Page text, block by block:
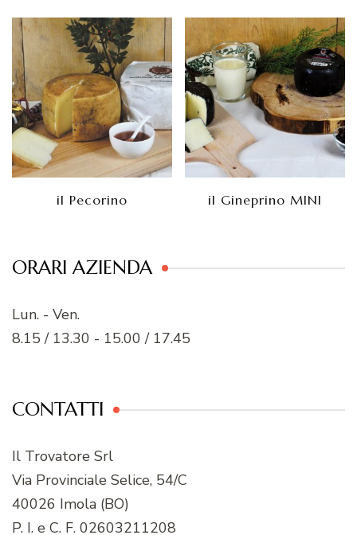
il Pecorino il Gineprino MINI
ORARI AZIENDA
Lun. - Ven.
8.15 / 13.30 - 15.00 / 17.45
CONTATTI
Il Trovatore Srl
Via Provinciale Selice, 54/C
40026 Imola (BO)
P. I. e C. F. 02603211208